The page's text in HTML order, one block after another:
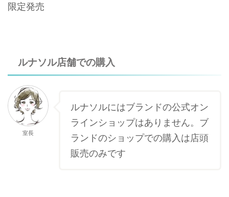
限定発売
ルナソル店舗での購入
室長
ルナソルにはブランドの公式オン
ラインショップはありません。ブ
ランドのショップでの購入は店頭
販売のみです